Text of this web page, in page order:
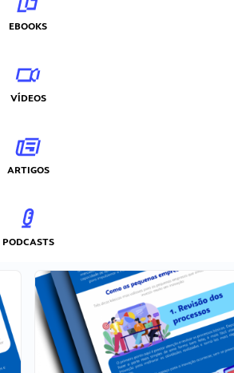
EBOOKS
VÍDEOS
ARTIGOS
PODCASTS